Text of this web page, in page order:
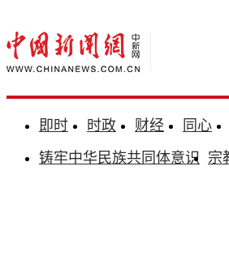
即时 时政 财经 同心
铸牢中华民族共同体意识 宗